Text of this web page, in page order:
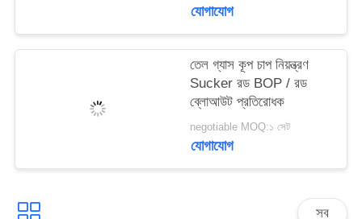
যোগাযোগ
তেল গ্যাস কূপ চাপ নিয়ন্ত্রণ
Sucker রড BOP / রড
ব্লোআউট প্রতিরোধক
negotiable MOQ:১ সেট
যোগাযোগ
সব